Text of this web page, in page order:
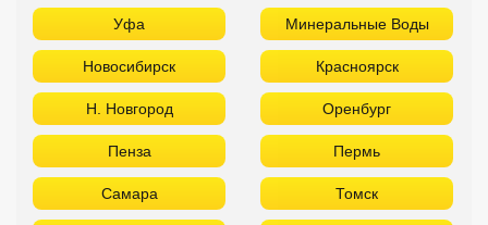
Уфа Минеральные Воды
Новосибирск Красноярск
Н. Новгород Оренбург
Пенза Пермь
Самара Томск